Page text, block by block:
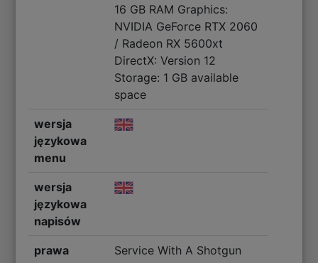
16 GB RAM Graphics:
NVIDIA GeForce RTX 2060
/ Radeon RX 5600xt
DirectX: Version 12
Storage: 1 GB available
space
wersja
językowa
menu
wersja
językowa
napisów
prawa
Service With A Shotgun